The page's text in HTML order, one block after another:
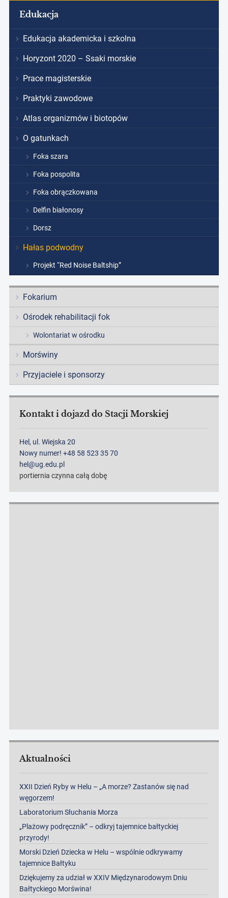
Edukacja
Edukacja akademicka i szkolna
Horyzont 2020 – Ssaki morskie
Prace magisterskie
Praktyki zawodowe
Atlas organizmów i biotopów
O gatunkach
Foka szara
Foka pospolita
Foka obrączkowana
Delfin białonosy
Dorsz
Hałas podwodny
Projekt “Red Noise Baltship”
Fokarium
Ośrodek rehabilitacji fok
Wolontariat w ośrodku
Morświny
Przyjaciele i sponsorzy
Kontakt i dojazd do Stacji Morskiej
Hel, ul. Wiejska 20
Nowy numer! +48 58 523 35 70
hel@ug.edu.pl
portiernia czynna całą dobę
Aktualności
XXII Dzień Ryby w Helu – „A morze? Zastanów się nad
węgorzem!
Laboratorium Słuchania Morza
„Plażowy podręcznik” – odkryj tajemnice bałtyckiej
przyrody!
Morski Dzień Dziecka w Helu – wspólnie odkrywamy
tajemnice Bałtyku
Dziękujemy za udział w XXIV Międzynarodowym Dniu
Bałtyckiego Morświna!